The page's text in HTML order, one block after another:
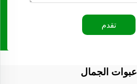
تقدم
عبوات الجمال